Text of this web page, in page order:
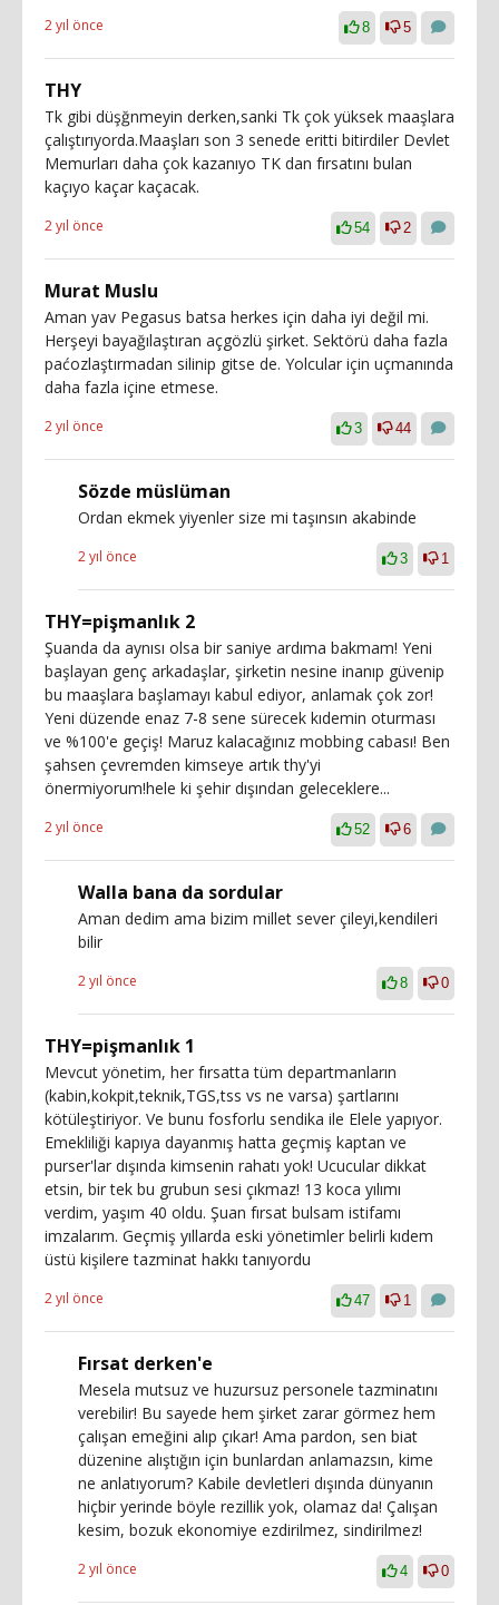
2 yıl önce 8 5
THY
Tk gibi düşğnmeyin derken,sanki Tk çok yüksek maaşlara
çalıştırıyorda.Maaşları son 3 senede eritti bitirdiler Devlet
Memurları daha çok kazanıyo TK dan fırsatını bulan
kaçıyo kaçar kaçacak.
2 yıl önce 54 2
Murat Muslu
Aman yav Pegasus batsa herkes için daha iyi değil mi.
Herşeyi bayağılaştıran açgözlü şirket. Sektörü daha fazla
paćozlaştırmadan silinip gitse de. Yolcular için uçmanında
daha fazla içine etmese.
2 yıl önce 3 44
Sözde müslüman
Ordan ekmek yiyenler size mi taşınsın akabinde
2 yıl önce 3 1
THY=pişmanlık 2
Şuanda da aynısı olsa bir saniye ardıma bakmam! Yeni
başlayan genç arkadaşlar, şirketin nesine inanıp güvenip
bu maaşlara başlamayı kabul ediyor, anlamak çok zor!
Yeni düzende enaz 7-8 sene sürecek kıdemin oturması
ve %100'e geçiş! Maruz kalacağınız mobbing cabası! Ben
şahsen çevremden kimseye artık thy'yi
önermiyorum!hele ki şehir dışından geleceklere...
2 yıl önce 52 6
Walla bana da sordular
Aman dedim ama bizim millet sever çileyi,kendileri
bilir
2 yıl önce 8 0
THY=pişmanlık 1
Mevcut yönetim, her fırsatta tüm departmanların
(kabin,kokpit,teknik,TGS,tss vs ne varsa) şartlarını
kötüleştiriyor. Ve bunu fosforlu sendika ile Elele yapıyor.
Emekliliği kapıya dayanmış hatta geçmiş kaptan ve
purser'lar dışında kimsenin rahatı yok! Ucucular dikkat
etsin, bir tek bu grubun sesi çıkmaz! 13 koca yılımı
verdim, yaşım 40 oldu. Şuan fırsat bulsam istifamı
imzalarım. Geçmiş yıllarda eski yönetimler belirli kıdem
üstü kişilere tazminat hakkı tanıyordu
2 yıl önce 47 1
Fırsat derken'e
Mesela mutsuz ve huzursuz personele tazminatını
verebilir! Bu sayede hem şirket zarar görmez hem
çalışan emeğini alıp çıkar! Ama pardon, sen biat
düzenine alıştığın için bunlardan anlamazsın, kime
ne anlatıyorum? Kabile devletleri dışında dünyanın
hiçbir yerinde böyle rezillik yok, olamaz da! Çalışan
kesim, bozuk ekonomiye ezdirilmez, sindirilmez!
2 yıl önce 4 0